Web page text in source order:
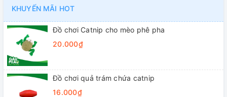
KHUYẾN MÃI HOT
Đồ chơi Catnip cho mèo phê pha
20.000₫
Đồ chơi quả trám chứa catnip
16.000₫